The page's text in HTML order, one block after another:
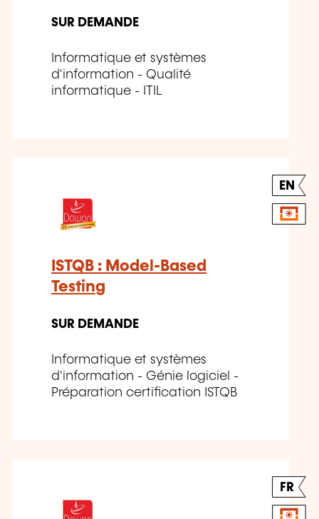
SUR DEMANDE
Informatique et systèmes
d'information - Qualité
informatique - ITIL
EN
ISTQB : Model-Based
Testing
SUR DEMANDE
Informatique et systèmes
d'information - Génie logiciel -
Préparation certification ISTQB
FR